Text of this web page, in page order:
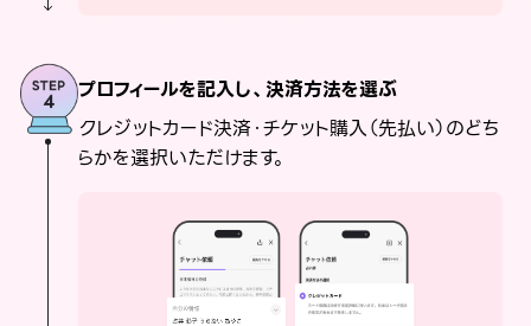
プロフィールを記入し、決済方法を選ぶ
クレジットカード決済・チケット購入（先払い）のどち
らかを選択いただけます。